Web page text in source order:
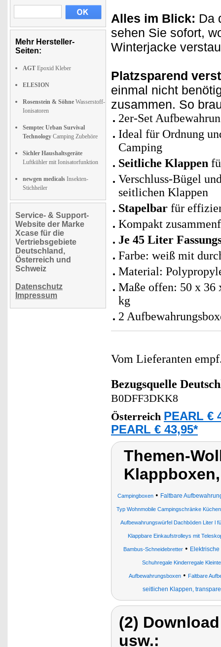
Mehr Hersteller-
Seiten:
AGT Epoxid Kleber
ELESION
Rosenstein & Söhne Wasserstoff-
Ionisatoren
Semptec Urban Survival
Technology Camping Zubehöre
Sichler Haushaltsgeräte
Luftkühler mit Ionisatorfunktion
newgen medicals Insekten-
Stichheiler
Service- & Support-
Website der Marke
Xcase für die
Vertriebsgebiete
Deutschland,
Österreich und
Schweiz
Datenschutz
Impressum
Alles im Blick: Da
sehen Sie sofort,
Winterjacke
Platzsparend
einmal nicht
zusammen. So
2er-Set
Ideal für Ordnung
Camping
Seitliche Klappen
Verschluss-Bügel
seitlichen Klappen
Stapelbar für
Kompakt
Je 45 Liter
Farbe: weiß mit
Material:
Maße offen: 50 x 36
kg
2
Vom Lieferanten
Bezugsquelle
B0DFF3DKK8
Österreich PEARL €
PEARL € 43,95*
Themen-
Campingboxen• Faltbare
Typ Wohnmobile Campingschränke Küchen
Aufbewahrungswürfel Dachböden Liter l
Klappbare Einkaufstrolleys mit
Bambus-Schneidebretter •
Schuhregale Kinderregale
Aufbewahrungsboxen • Faltbare
seitlichen Klappen,
(2)
usw.: